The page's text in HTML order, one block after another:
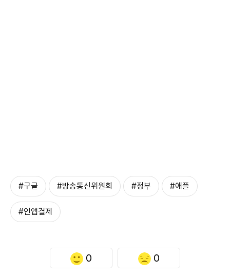
#구글 #방송통신위원회 #정부 #애플
#인앱결제
0 0